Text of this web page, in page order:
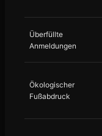
Überfüllte
Anmeldungen
Ökologischer
Fußabdruck